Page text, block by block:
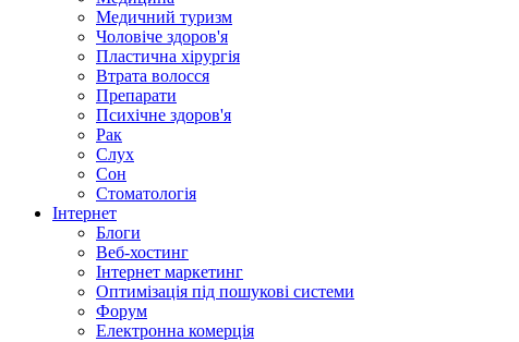
Медичний туризм
Чоловіче здоров'я
Пластична хірургія
Втрата волосся
Препарати
Психічне здоров'я
Рак
Слух
Сон
Стоматологія
Інтернет
Блоги
Веб-хостинг
Інтернет маркетинг
Оптимізація під пошукові системи
Форум
Електронна комерція